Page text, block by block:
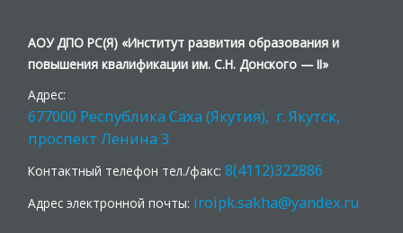
АОУ ДПО РС(Я) «Институт развития образования и
повышения квалификации им. С.Н. Донского — II»
Адрес:
677000 Республика Саха (Якутия), г. Якутск,
проспект Ленина 3
Контактный телефон тел./факс:8(4112)322886
Адрес электронной почты: iroipk.sakha@yandex.ru